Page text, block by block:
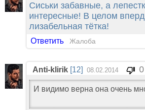
Сиськи забавные, а
интересные! В целом
лизабельная тётка!
Ответить Жалоба
Anti-klirik [12] 08.02.2014
И видимо верна она очень